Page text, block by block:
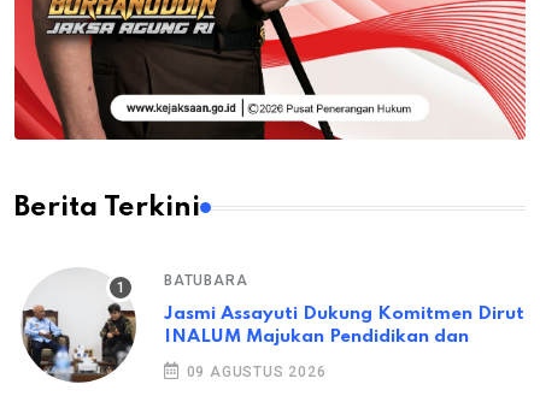
Berita Terkini
BATUBARA
Jasmi Assayuti Dukung Komitmen Dirut
INALUM Majukan Pendidikan dan
09 AGUSTUS 2026